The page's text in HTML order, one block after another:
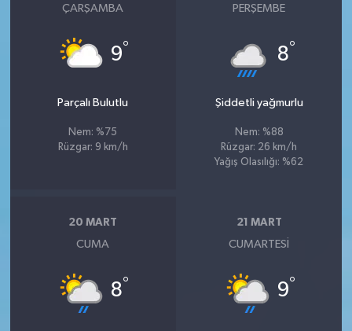
ÇARŞAMBA
9°
Parçalı Bulutlu
Nem: %75
Rüzgar: 9 km/h
PERŞEMBE
8°
Şiddetli yağmurlu
Nem: %88
Rüzgar: 26 km/h
Yağış Olasılığı: %62
20 MART
CUMA
8°
21 MART
CUMARTESI
9°